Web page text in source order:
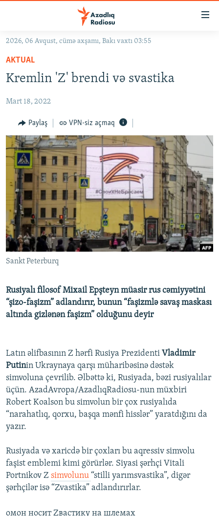
Əsas
qayıt
Əsas
qayıt
#İZAHLA
#ƏSLINDƏ
FƏRQƏ BAX
QANUNI DOĞRU
ARAŞDIRMA
MULTIMEDIA
VIDEO
FOTOQALEREYA
İNFOQRAFIKA
KARIKATURA
RADIO ARXIV
OXU ZALI
AZƏRBAYCAN ƏDƏBIYYATI KITABXANASI
İSLAM VƏ DEMOKRATIYA
İZ - MƏDƏNIYYƏT PROQRAMI
HAQQIMIZDA
MISSIYAMIZ
PEŞƏ ETIKASI VƏ JURNALISTIKA STANDARTLARIMIZ
MATERIALLARIMIZDAN ISTIFADƏ
BIZIMLƏ ƏLAQƏ
XƏBƏR BÜLLETENLƏRIMIZ
BIZI IZLƏ
2026, 06 Avqust, cümə axşamı, Bakı vaxtı 03:55
AKTUAL
Kremlin 'Z' brendi və svastika
Mart 18, 2022
Paylaş VPN-siz açmaq
Sankt Peterburq
Rusiyalı filosof Mixail Epşteyn müasir rus cəmiyyətini
“şizo-faşizm” adlandırır, bunun “faşizmlə savaş maskası
altında gizlənən faşizm” olduğunu deyir
Latın əlifbasının Z hərfi Rusiya Prezidenti Vladimir
Putinin Ukraynaya qarşı müharibəsinə dəstək
simvoluna çevrilib. Əlbəttə ki, Rusiyada, bəzi rusiyalılar
üçün. AzadAvropa/AzadlıqRadiosu-nun müxbiri
Robert Koalson bu simvolun bir çox rusiyalıda
“narahatlıq, qorxu, başqa mənfi hisslər” yaratdığını da
yazır.
Rusiyada və xaricdə bir çoxları bu aqressiv simvolu
faşist emblemi kimi görürlər. Siyasi şərhçi Vitali
Portnikov Z simvolunu “stilli yarımsvastika”, digər
şərhçilər isə “Zvastika” adlandırırlar.
омон носит Zвастику на шлемах